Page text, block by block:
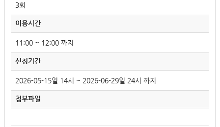
3회
이용시간
11:00 ~ 12:00 까지
신청기간
2026-05-15일 14시 ~ 2026-06-29일 24시 까지
첨부파일